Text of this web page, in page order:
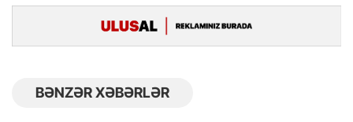
BƏNZƏR XƏBƏRLƏR